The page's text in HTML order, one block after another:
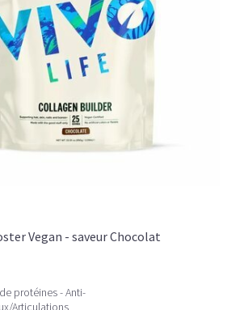
GLACÉ
Vegan - saveur Chocolat
protéines - Anti-
Articulations